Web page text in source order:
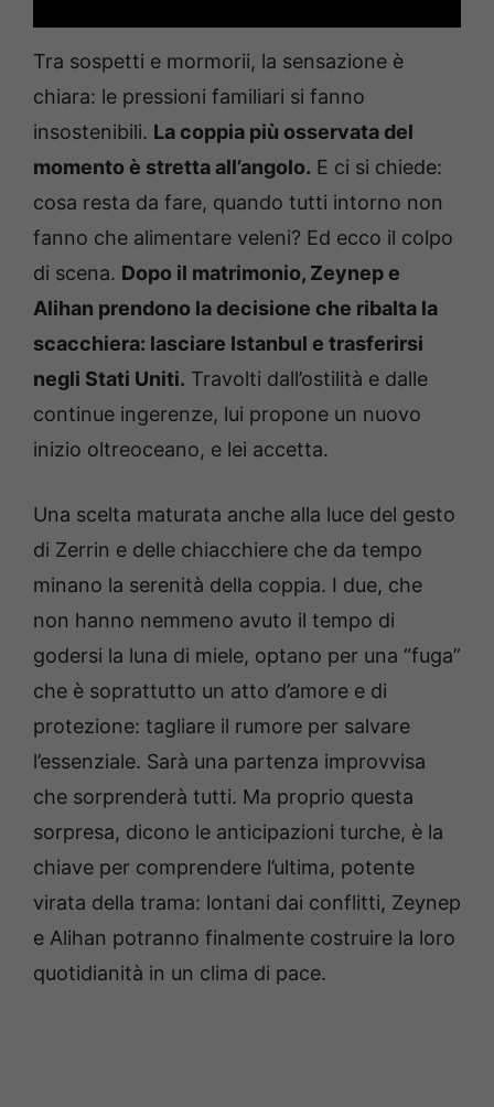
Tra sospetti e mormorii, la sensazione è
chiara: le pressioni familiari si fanno
insostenibili. La coppia più osservata del
momento è stretta all’angolo. E ci si chiede:
cosa resta da fare, quando tutti intorno non
fanno che alimentare veleni? Ed ecco il colpo
di scena. Dopo il matrimonio, Zeynep e
Alihan prendono la decisione che ribalta la
scacchiera: lasciare Istanbul e trasferirsi
negli Stati Uniti. Travolti dall’ostilità e dalle
continue ingerenze, lui propone un nuovo
inizio oltreoceano, e lei accetta.
Una scelta maturata anche alla luce del gesto
di Zerrin e delle chiacchiere che da tempo
minano la serenità della coppia. I due, che
non hanno nemmeno avuto il tempo di
godersi la luna di miele, optano per una “fuga”
che è soprattutto un atto d’amore e di
protezione: tagliare il rumore per salvare
l’essenziale. Sarà una partenza improvvisa
che sorprenderà tutti. Ma proprio questa
sorpresa, dicono le anticipazioni turche, è la
chiave per comprendere l’ultima, potente
virata della trama: lontani dai conflitti, Zeynep
e Alihan potranno finalmente costruire la loro
quotidianità in un clima di pace.